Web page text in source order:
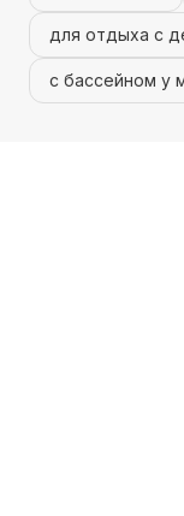
для отдыха с
с бассейном у